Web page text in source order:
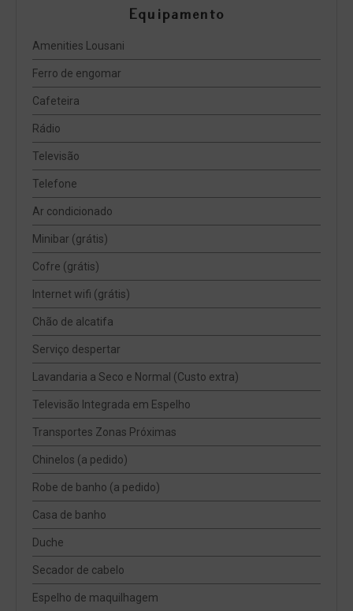
Equipamento
Amenities Lousani
Ferro de engomar
Cafeteira
Rádio
Televisão
Telefone
Ar condicionado
Minibar (grátis)
Cofre (grátis)
Internet wifi (grátis)
Chão de alcatifa
Serviço despertar
Lavandaria a Seco e Normal (Custo extra)
Televisão Integrada em Espelho
Transportes Zonas Próximas
Chinelos (a pedido)
Robe de banho (a pedido)
Casa de banho
Duche
Secador de cabelo
Espelho de maquilhagem